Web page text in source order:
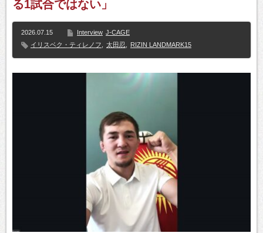
る1試合ではない」
2026.07.15 Interview J-CAGE
イリスベク・ティレノフ
太田忍 RIZIN LANDMARK15